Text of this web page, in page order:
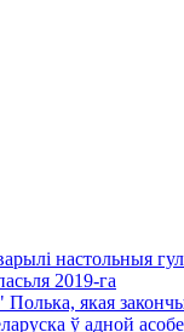
настольныя
2019-га
Полька, якая
ў адной